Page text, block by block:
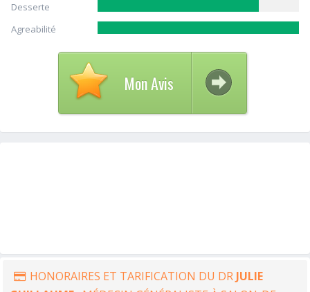
Desserte
Agreabilité
Mon Avis
HONORAIRES ET TARIFICATION DU DR JULIE